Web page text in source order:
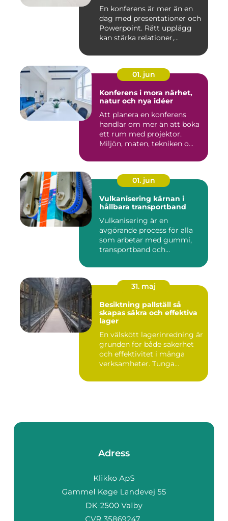
En konferens är mer än en
dag med presentationer och
Powerpoint. Rätt upplägg
kan stärka relationer,...
01. jun
Konferens i mora närhet,
natur och nya idéer
Att planera en konferens
handlar om mer än att boka
ett rum med projektor.
Miljön, maten, tekniken o...
01. jun
Vulkanisering kärnan i
hållbara transportband
Vulkanisering är en
avgörande process för alla
som arbetar med gummi,
transportband och
31. maj
Besiktning pallställ så
skapas säkra och effektiva
lager
En välskött lagerinredning är
grunden för både säkerhet
och effektivitet i många
verksamheter. Tunga...
Adress